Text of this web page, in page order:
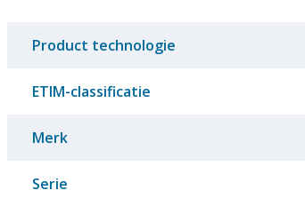
Product technologie
ETIM-classificatie
Merk
Serie